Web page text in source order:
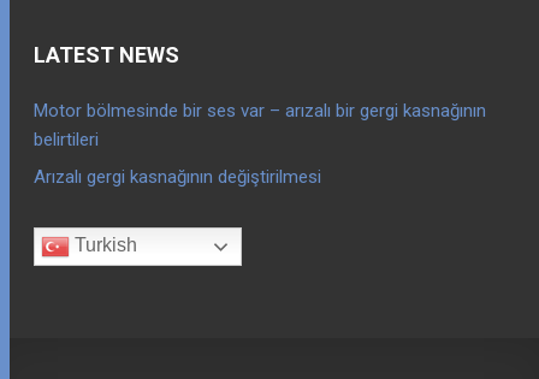
LATEST NEWS
Motor bölmesinde bir ses var – arızalı bir gergi kasnağının
belirtileri
Arızalı gergi kasnağının değiştirilmesi
Turkish